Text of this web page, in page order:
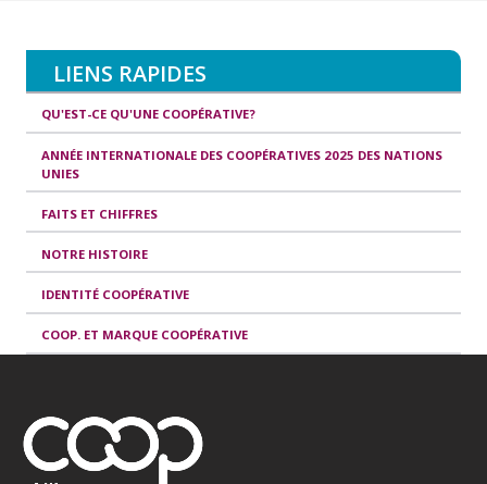
LIENS RAPIDES
QU'EST-CE QU'UNE COOPÉRATIVE?
ANNÉE INTERNATIONALE DES COOPÉRATIVES 2025 DES NATIONS
UNIES
FAITS ET CHIFFRES
NOTRE HISTOIRE
IDENTITÉ COOPÉRATIVE
COOP. ET MARQUE COOPÉRATIVE